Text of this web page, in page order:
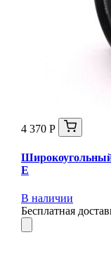
4 370 Р
Широкоугольный
E
В наличии
Бесплатная